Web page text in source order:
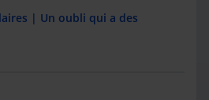
| Un oubli qui a des